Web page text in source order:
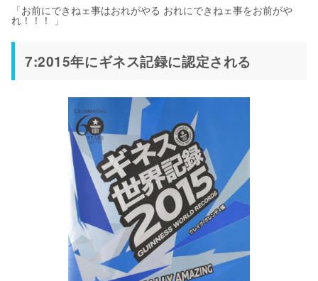
「お前にできねェ事はおれがやる おれにできねェ事をお前がや
れ！！！ 」
7:2015年にギネス記録に認定される